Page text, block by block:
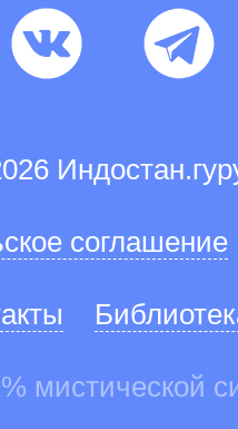
соглашение
мистической